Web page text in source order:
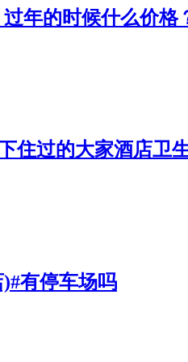
年的时候什么价格
住过的大家酒店卫
有停车场吗